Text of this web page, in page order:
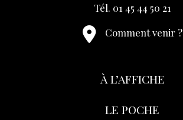
Tél. 01 45 44 50 21
Comment venir ?
À L’AFFICHE
LE POCHE